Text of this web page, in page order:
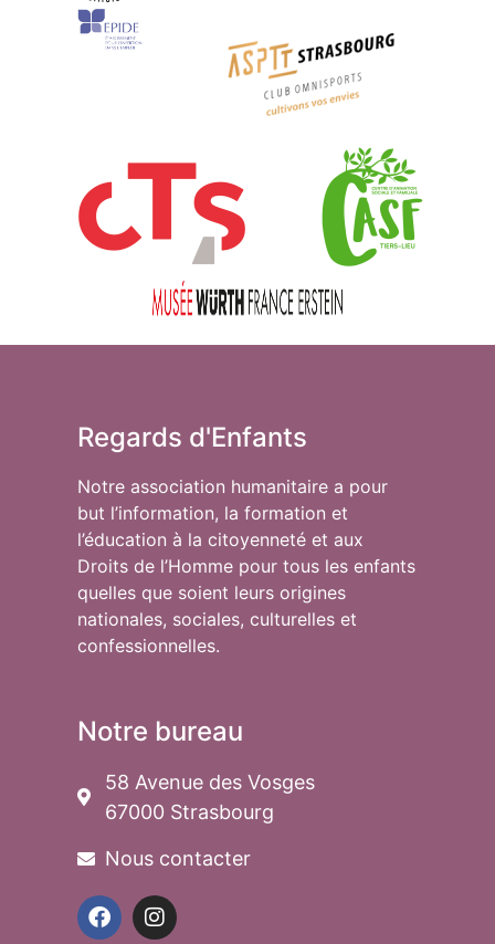
Regards d'Enfants
Notre association humanitaire a pour
but l’information, la formation et
l’éducation à la citoyenneté et aux
Droits de l’Homme pour tous les enfants
quelles que soient leurs origines
nationales, sociales, culturelles et
confessionnelles.
Notre bureau
58 Avenue des Vosges
67000 Strasbourg
Nous contacter